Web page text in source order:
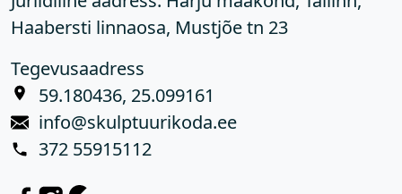
Haabersti linnaosa, Mustjõe tn 23
Tegevusaadress
59.180436, 25.099161
info@skulptuurikoda.ee
372 55915112